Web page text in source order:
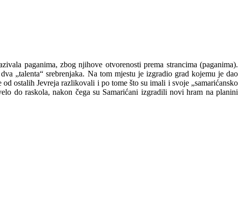
paganima, zbog njihove otvorenosti prema strancima (paganima).
„talenta“ srebrenjaka. Na tom mjestu je izgradio grad kojemu je dao
ostalih Jevreja razlikovali i po tome što su imali i svoje „samarićansko
do raskola, nakon čega su Samarićani izgradili novi hram na planini